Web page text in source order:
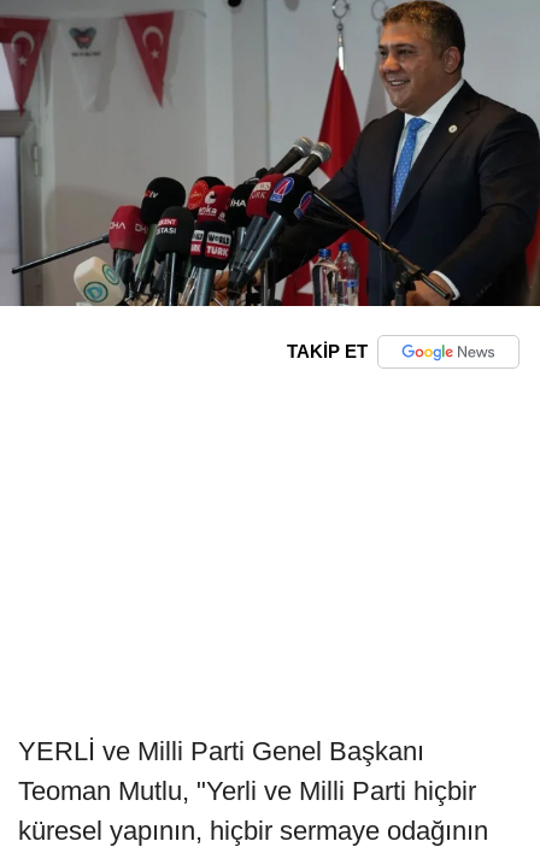
TAKİP ET
YERLİ ve Milli Parti Genel Başkanı
Teoman Mutlu, "Yerli ve Milli Parti hiçbir
küresel yapının, hiçbir sermaye odağının